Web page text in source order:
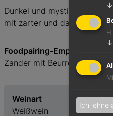
Dunkel und mystisch. Zarte
mit zarter und dabei
Foodpairing-Empfehlung
Zander mit Beurre blanc
Weinart
Weißwein
↓
↓
Ich lehne